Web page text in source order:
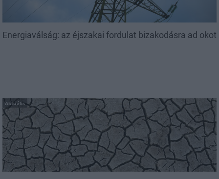
Energiaválság: az éjszakai fordulat bizakodásra ad okot
Aktuális